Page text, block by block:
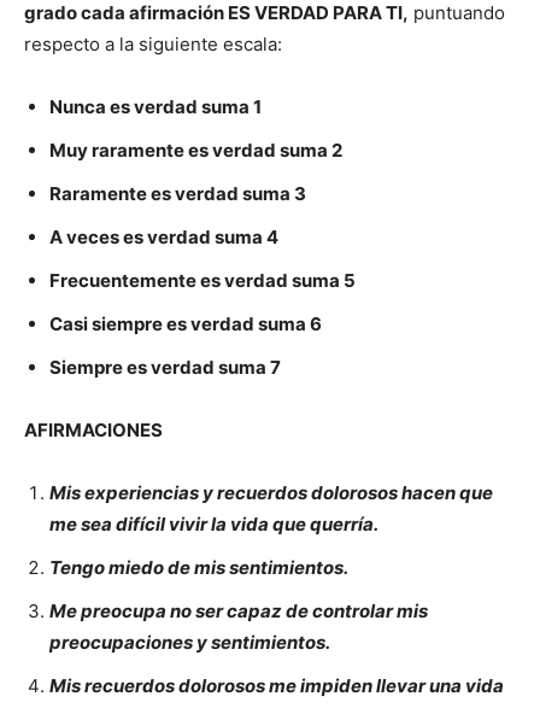
grado cada afirmación ES VERDAD PARA TI, puntuando
respecto a la siguiente escala:
Nunca es verdad suma 1
Muy raramente es verdad suma 2
Raramente es verdad suma 3
A veces es verdad suma 4
Frecuentemente es verdad suma 5
Casi siempre es verdad suma 6
Siempre es verdad suma 7
AFIRMACIONES
Mis experiencias y recuerdos dolorosos hacen que
me sea difícil vivir la vida que querría.
Tengo miedo de mis sentimientos.
Me preocupa no ser capaz de controlar mis
preocupaciones y sentimientos.
Mis recuerdos dolorosos me impiden llevar una vida